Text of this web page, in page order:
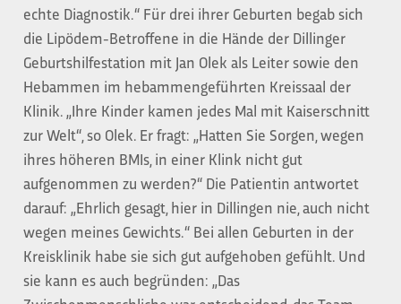
echte Diagnostik.“ Für drei ihrer Geburten begab sich
die Lipödem-Betroffene in die Hände der Dillinger
Geburtshilfestation mit Jan Olek als Leiter sowie den
Hebammen im hebammengeführten Kreissaal der
Klinik. „Ihre Kinder kamen jedes Mal mit Kaiserschnitt
zur Welt“, so Olek. Er fragt: „Hatten Sie Sorgen, wegen
ihres höheren BMIs, in einer Klink nicht gut
aufgenommen zu werden?“ Die Patientin antwortet
darauf: „Ehrlich gesagt, hier in Dillingen nie, auch nicht
wegen meines Gewichts.“ Bei allen Geburten in der
Kreisklinik habe sie sich gut aufgehoben gefühlt. Und
sie kann es auch begründen: „Das